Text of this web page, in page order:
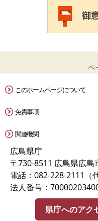
ペ
このホームページについて
免責事項
関連機関
広島県庁
〒730-8511 広島県広島
電話：082-228-2111（
法人番号：
県庁へのアク